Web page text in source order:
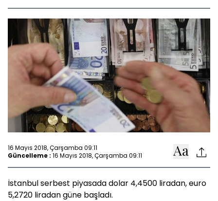
16 Mayıs 2018, Çarşamba 09:11
Güncelleme : 16 Mayıs 2018, Çarşamba 09:11
İstanbul serbest piyasada dolar 4,4500 liradan, euro
5,2720 liradan güne başladı.